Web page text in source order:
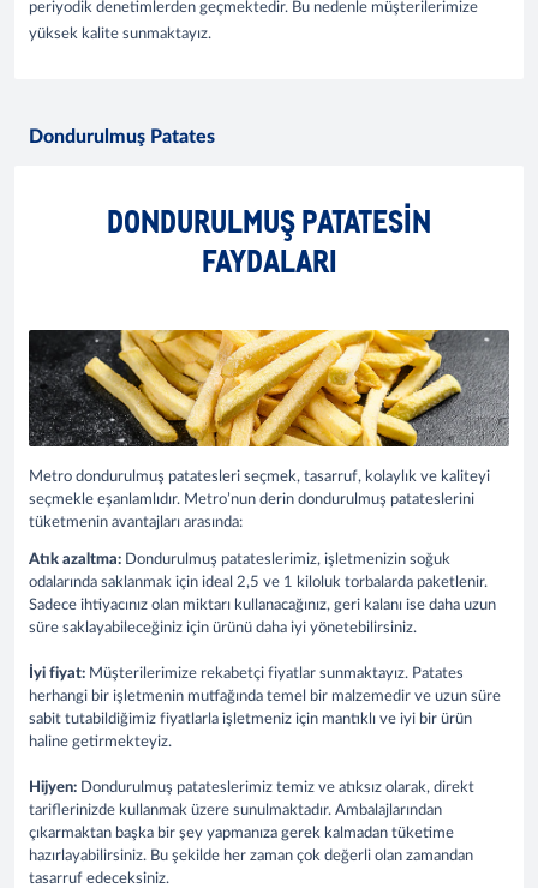
periyodik denetimlerden geçmektedir. Bu nedenle müşterilerimize
yüksek kalite sunmaktayız.
Dondurulmuş Patates
DONDURULMUŞ PATATESIN
FAYDALARI
Metro dondurulmuş patatesleri seçmek, tasarruf, kolaylık ve kaliteyi
seçmekle eşanlamlıdır. Metro’nun derin dondurulmuş patateslerini
tüketmenin avantajları arasında:
Atık azaltma: Dondurulmuş patateslerimiz, işletmenizin soğuk
odalarında saklanmak için ideal 2,5 ve 1 kiloluk torbalarda paketlenir.
Sadece ihtiyacınız olan miktarı kullanacağınız, geri kalanı ise daha uzun
süre saklayabileceğiniz için ürünü daha iyi yönetebilirsiniz.
İyi fiyat: Müşterilerimize rekabetçi fiyatlar sunmaktayız. Patates
herhangi bir işletmenin mutfağında temel bir malzemedir ve uzun süre
sabit tutabildiğimiz fiyatlarla işletmeniz için mantıklı ve iyi bir ürün
haline getirmekteyiz.
Hijyen: Dondurulmuş patateslerimiz temiz ve atıksız olarak, direkt
tariflerinizde kullanmak üzere sunulmaktadır. Ambalajlarından
çıkarmaktan başka bir şey yapmanıza gerek kalmadan tüketime
hazırlayabilirsiniz. Bu şekilde her zaman çok değerli olan zamandan
tasarruf edeceksiniz.